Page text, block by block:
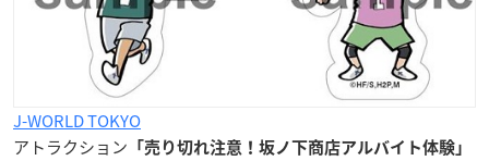
J-WORLD TOKYO
アトラクション 「売り切れ注意！坂ノ下商店アルバイト体験」